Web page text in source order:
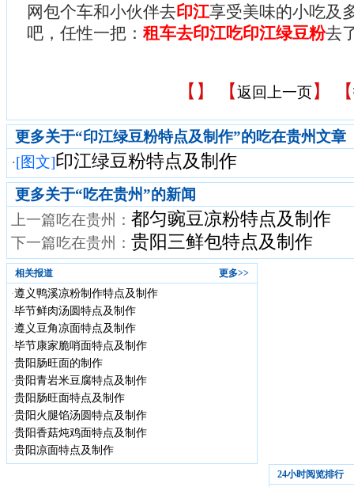
网包个车和小伙伴去印江享受美味的小吃及
吧，任性一把： 租车去印江吃印江绿豆粉去
【 】 【返回上一页】 【
更多关于“印江绿豆粉特点及制作”的吃在贵州文章
·[图文]印江绿豆粉特点及制作
更多关于“吃在贵州”的新闻
上一篇吃在贵州： 都匀豌豆凉粉特点及制作
下一篇吃在贵州： 贵阳三鲜包特点及制作
更多>>
相关报道
·遵义鸭溪凉粉制作特点及制作
·毕节鲜肉汤圆特点及制作
·遵义豆角凉面特点及制作
·毕节康家脆哨面特点及制作
·贵阳肠旺面的制作
·贵阳青岩米豆腐特点及制作
·贵阳肠旺面特点及制作
·贵阳火腿馅汤圆特点及制作
·贵阳香菇炖鸡面特点及制作
·贵阳凉面特点及制作
24小时阅览排行